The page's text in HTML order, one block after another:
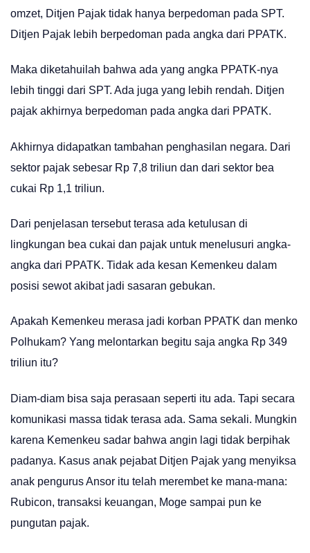
omzet, Ditjen Pajak tidak hanya berpedoman pada SPT.
Ditjen Pajak lebih berpedoman pada angka dari PPATK.
Maka diketahuilah bahwa ada yang angka PPATK-nya
lebih tinggi dari SPT. Ada juga yang lebih rendah. Ditjen
pajak akhirnya berpedoman pada angka dari PPATK.
Akhirnya didapatkan tambahan penghasilan negara. Dari
sektor pajak sebesar Rp 7,8 triliun dan dari sektor bea
cukai Rp 1,1 triliun.
Dari penjelasan tersebut terasa ada ketulusan di
lingkungan bea cukai dan pajak untuk menelusuri angka-
angka dari PPATK. Tidak ada kesan Kemenkeu dalam
posisi sewot akibat jadi sasaran gebukan.
Apakah Kemenkeu merasa jadi korban PPATK dan menko
Polhukam? Yang melontarkan begitu saja angka Rp 349
triliun itu?
Diam-diam bisa saja perasaan seperti itu ada. Tapi secara
komunikasi massa tidak terasa ada. Sama sekali. Mungkin
karena Kemenkeu sadar bahwa angin lagi tidak berpihak
padanya. Kasus anak pejabat Ditjen Pajak yang menyiksa
anak pengurus Ansor itu telah merembet ke mana-mana:
Rubicon, transaksi keuangan, Moge sampai pun ke
pungutan pajak.